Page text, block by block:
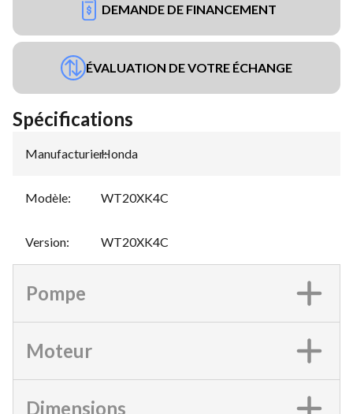
DEMANDE DE FINANCEMENT
ÉVALUATION DE VOTRE ÉCHANGE
Spécifications
Manufacturier:
Honda
Modèle: WT20XK4C
Version: WT20XK4C
Pompe
Moteur
Dimensions